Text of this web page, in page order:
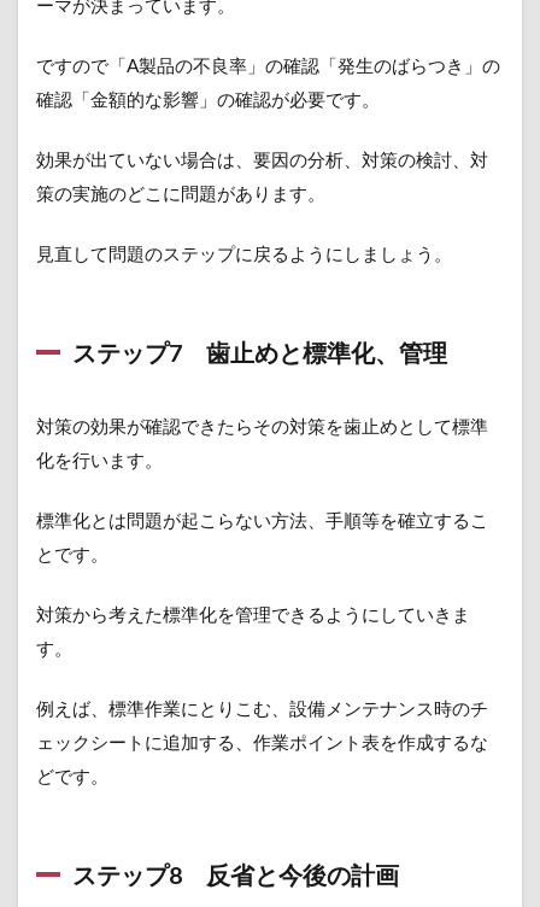
ですので「A製品の不良率」の確認「発生のばらつき」の
確認「金額的な影響」の確認が必要です。
効果が出ていない場合は、要因の分析、対策の検討、対
策の実施のどこに問題があります。
見直して問題のステップに戻るようにしましょう。
ステップ7 歯止めと標準化、管理
対策の効果が確認できたらその対策を歯止めとして標準
化を行います。
標準化とは問題が起こらない方法、手順等を確立するこ
とです。
対策から考えた標準化を管理できるようにしていきま
す。
例えば、標準作業にとりこむ、設備メンテナンス時のチ
ェックシートに追加する、作業ポイント表を作成するな
どです。
ステップ8 反省と今後の計画